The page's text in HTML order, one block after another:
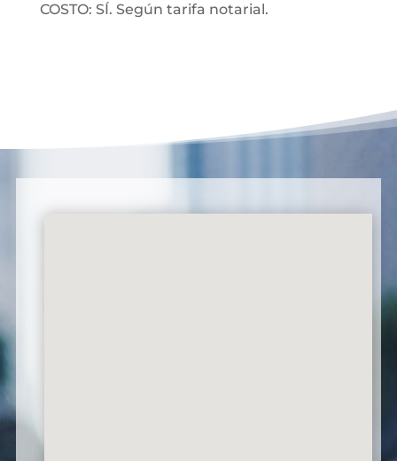
COSTO: SÍ. Según tarifa notarial.